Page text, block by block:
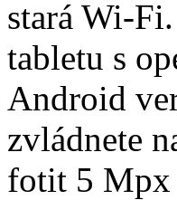
stará Wi-
tabletu s
Android
zvládnete
fotit 5 Mpx